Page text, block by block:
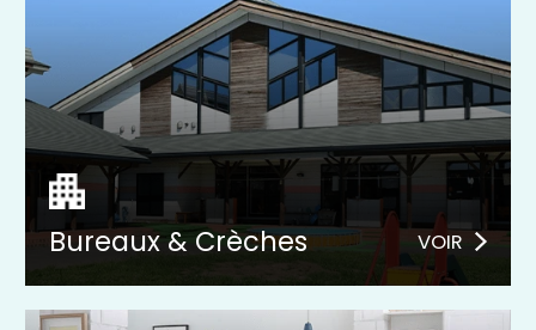
Bureaux & Crèches VOIR